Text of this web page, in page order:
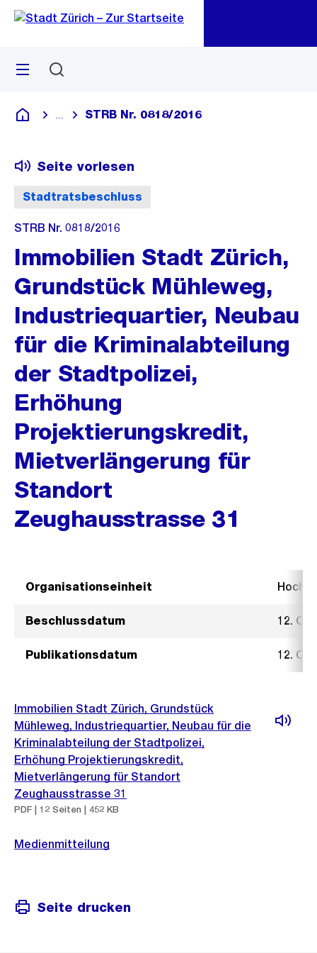
Navigation
Sprunglink
Menü
Deutsch
Blende alle Breadcrumbs ein
STRB Nr. 0818/2016
Stadtratsbeschluss
Seite vorlesen
STRB Nr. 0818/2016
Immobilien Stadt Zürich,
Grundstück Mühleweg,
Industriequartier, Neubau
für die Kriminalabteilung
der Stadtpolizei,
Erhöhung
Projektierungskredit,
Mietverlängerung für
Standort
Zeughausstrasse 31
Organisationseinheit
Beschlussdatum 12.
Publikationsdatum 12.
Immobilien Stadt Zürich, Grundstück
Mühleweg, Industriequartier, Neubau für die
Kriminalabteilung der Stadtpolizei,
Erhöhung Projektierungskredit,
Mietverlängerung für Standort
Zeughausstrasse 31
PDF | 12 Seiten | 452 KB
Medienmitteilung
Seite drucken